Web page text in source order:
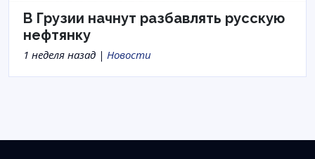
В Грузии начнут разбавлять русскую
нефтянку
1 неделя назад | Новости